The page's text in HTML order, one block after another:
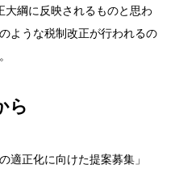
綱に反映されるものと思わ
ような税制改正が行われるの
ら
適正化に向けた提案募集」